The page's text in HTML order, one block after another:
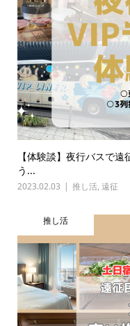
【体験談】夜行バスで
う...
2023.02.03 推し活, 遠征
推し活